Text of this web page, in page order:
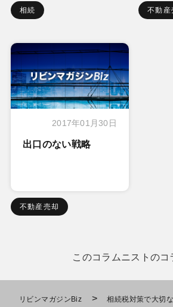
相続 不動産
2017年01月30日
出口のない戦略
不動産売却
このコラムニストのコ
リビンマガジンBiz > 相続税対策で大切